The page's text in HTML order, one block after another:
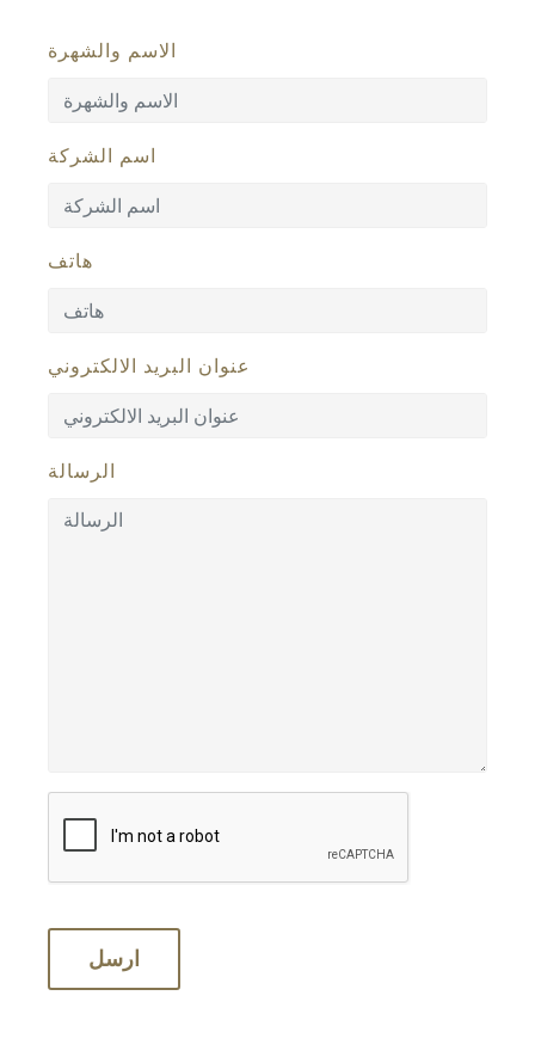
الاسم والشهرة
اسم الشركة
هاتف
عنوان البريد الالكتروني
الرسالة